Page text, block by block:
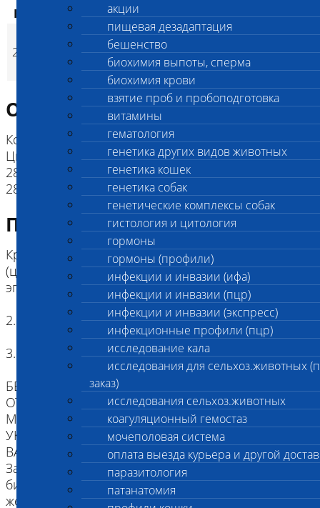
акции
пищевая дезадаптация
бешенство
биохимия выпоты, сперма
биохимия крови
взятие проб и пробоподготовка
витамины
гематология
генетика других видов животных
генетика кошек
генетика собак
генетические комплексы собак
гистология и цитология
гормоны
гормоны (профили)
инфекции и инвазии (ифа)
инфекции и инвазии (пцр)
инфекции и инвазии (экспресс)
инфекционные профили (пцр)
исследование кала
исследования для сельхоз.животных
заказ)
исследования сельхоз.животных
коагуляционный гемостаз
мочеполовая система
оплата выезда курьера и другой
паразитология
патанатомия
Код Наименование услуг Цена, руб.
2870
Генетический
комплекс для
ньюфаундленд
9 200p (Время
Описание исследования
Коды исследований в составе комплекса: 2842
Цистинурия SLC3A1 (Cystinuria) Ньюфаундленд,
2851 Гиперурикозурия (Hyperuricosuria, HUU),
2848 Дегенеративная миелопатия собак (ДМ)
Подготовка к исследованию
Кровь (2 мл) в пробирке с антикоагулянтом.
(цитрат натрия, К3ЭДТА, К2ЭДТА) , буккальный
эпителий
2. Копия родословной
3. Наличие клейма или чипа
БЕЗ ИДЕНТИФИКАЦИИ, МЫ НЕ НЕСЕМ
ОТВЕТСТВЕННОСТИ, ЧТО ПРИСЛАННЫЙ
МАТЕРИАЛ ПРИНАДЛЕЖИТ ЖИВОТНОМУ
УКАЗАННОМУ В НАПРАВЛЕНИИ.
ВАЖНО для взятия буккального эпителия:
За два часа до проведения процедуры взятия
биоматериала животное следует не кормить,
желательна изоляция от других животных.